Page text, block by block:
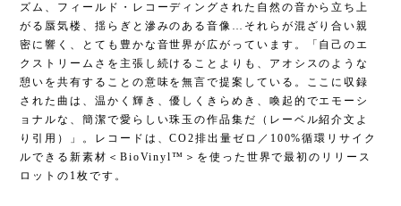
ズム、フィールド・レコーディングされた自然の音から立ち上
がる蜃気楼、揺らぎと滲みのある音像…それらが混ざり合い親
密に響く、とても豊かな音世界が広がっています。「自己のエ
クストリームさを主張し続けることよりも、アオシスのような
憩いを共有することの意味を無言で提案している。ここに収録
された曲は、温かく輝き、優しくきらめき、喚起的でエモーシ
ョナルな、簡潔で愛らしい珠玉の作品集だ（レーベル紹介文よ
り引用）」。レコードは、CO2排出量ゼロ／100%循環リサイク
ルできる新素材＜BioVinyl™＞を使った世界で最初のリリース
ロットの1枚です。